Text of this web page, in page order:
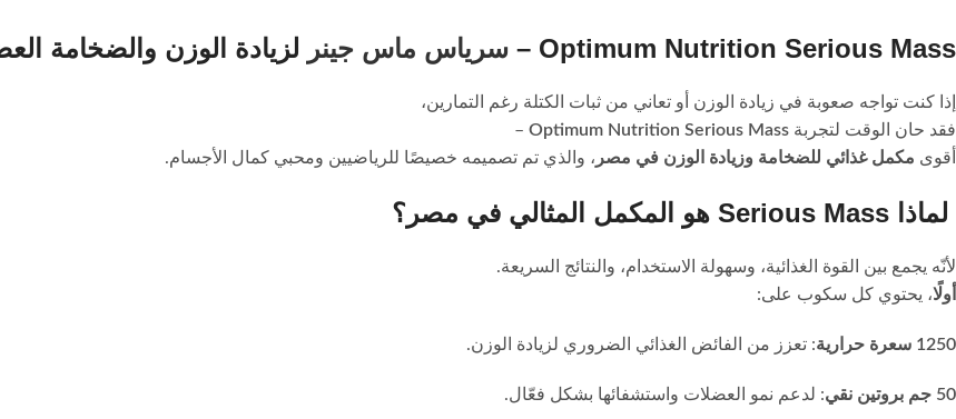
Optimum Nutrition Serious Mass – سرياس ماس جينر لزيادة الوزن والضخامة
إذا كنت تواجه صعوبة في زيادة الوزن أو تعاني من ثبات الكتلة رغم التمارين،
فقد حان الوقت لتجربة Optimum Nutrition Serious Mass
–
أقوى مكمل غذائي للضخامة وزيادة الوزن في مصر ، والذي تم تصميمه خصيصًا للرياضيين ومحبي كمال الأجسام.
لماذا Serious Mass هو المكمل المثالي في مصر؟
لأنّه يجمع بين القوة الغذائية، وسهولة الاستخدام، والنتائج السريعة.
أولًا، يحتوي كل سكوب على:
1250 سعرة حرارية : تعزز من الفائض الغذائي الضروري لزيادة الوزن.
50 جم بروتين نقي : لدعم نمو العضلات واستشفائها بشكل فعّال.